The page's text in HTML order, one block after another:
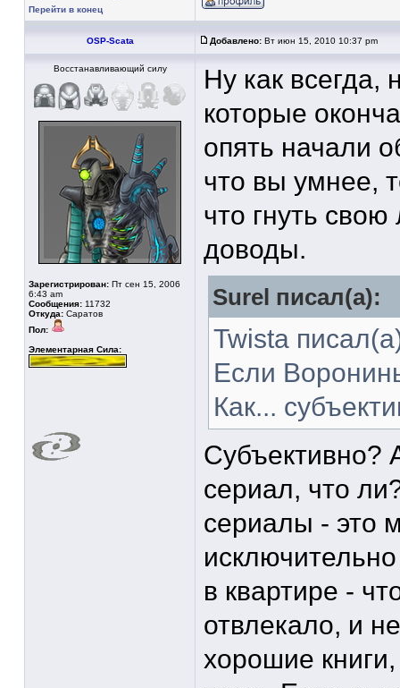
Перейти в конец
OSP-Scata Добавлено: Вт июн 15, 2010 10:37 pm
Восстанавливающий силу
Зарегистрирован: Пт сен 15, 2006
6:43 am
Сообщения: 11732
Откуда: Саратов
Пол:
Элементарная Сила:
Ну как
которые
опять начали
что вы умнее,
что гнуть
доводы.
Surel писал(а):
Twista
Если
Как...
Субъективно?
сериал, что
сериалы - это
в квартире -
отвлекало, и
хорошие